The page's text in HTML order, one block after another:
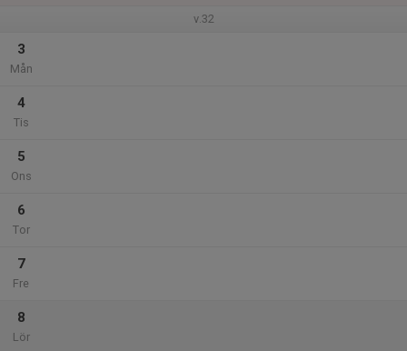
v.32
3
Mån
4
Tis
5
Ons
6
Tor
7
Fre
8
Lör